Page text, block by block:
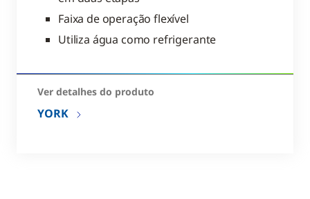
Faixa de operação flexível
Utiliza água como refrigerante
Ver detalhes do produto
YORK